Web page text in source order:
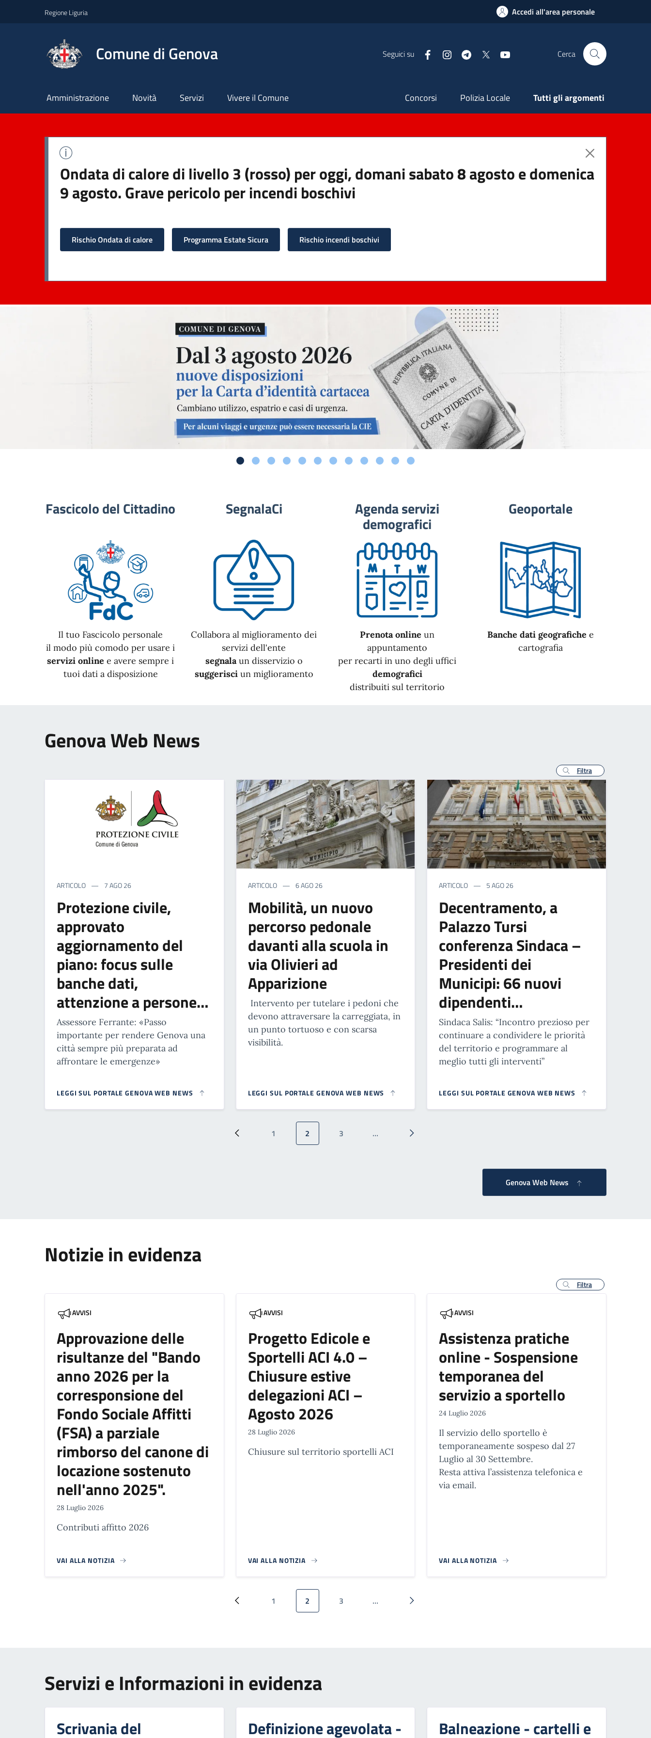
Regione Liguria Accedi all'area personale
Comune di Genova Seguici su FacebookInstagramTelegram Cerca
Principale
Amministrazione Novità Servizi Vivere il Comune Secondaria
Concorsi Polizia Locale Tutti gli argomenti
Ondata di calore di livello 3 (rosso) per oggi, domani sabato 8 agosto e domenica
9 agosto. Grave pericolo per incendi boschivi
Rischio Ondata di calore Programma Estate Sicura Rischio incendi boschivi
Fascicolo del Cittadino
Il tuo Fascicolo personale
il modo più comodo per usare i
servizi online e avere sempre i
tuoi dati a disposizione
SegnalaCi
Collabora al miglioramento dei
servizi dell'ente
segnalaun disservizio o
suggerisciun miglioramento
Agenda servizi
demografici
Prenota online un
appuntamento
per recarti in uno degli uffici
demografici
distribuiti sul territorio
Geoportale
Banche dati geografiche e
cartografia
Genova Web News
Filtra
ARTICOLO 7 AGO 26
Protezione civile,
approvato
aggiornamento del
piano: focus sulle
banche dati,
attenzione a persone…
Assessore Ferrante: «Passo
importante per rendere Genova una
città sempre più preparata ad
affrontare le emergenze»
LEGGI SUL PORTALE GENOVA WEB NEWS
ARTICOLO 6 AGO 26
Mobilità, un nuovo
percorso pedonale
davanti alla scuola in
via Olivieri ad
Apparizione
Intervento per tutelare i pedoni che
devono attraversare la carreggiata, in
un punto tortuoso e con scarsa
visibilità.
LEGGI SUL PORTALE GENOVA WEB NEWS
ARTICOLO 5 AGO 26
Decentramento, a
Palazzo Tursi
conferenza Sindaca –
Presidenti dei
Municipi: 66 nuovi
dipendenti…
Sindaca Salis: “Incontro prezioso per
continuare a condividere le priorità
del territorio e programmare al
meglio tutti gli interventi”
LEGGI SUL PORTALE GENOVA WEB NEWS
Pagina precedente
Pagina
1 Pagina attuale
2 Pagina
3 … Pagina successiva
Genova Web News
Notizie in evidenza
Filtra
AVVISI
Approvazione delle
risultanze del "Bando
anno 2026 per la
corresponsione del
Fondo Sociale Affitti
(FSA) a parziale
rimborso del canone di
locazione sostenuto
nell'anno 2025".
28 Luglio 2026
Contributi affitto 2026
VAI ALLA NOTIZIA
AVVISI
Progetto Edicole e
Sportelli ACI 4.0 –
Chiusure estive
delegazioni ACI –
Agosto 2026
28 Luglio 2026
Chiusure sul territorio sportelli ACI
VAI ALLA NOTIZIA
AVVISI
Assistenza pratiche
online - Sospensione
temporanea del
servizio a sportello
24 Luglio 2026
Il servizio dello sportello è
temporaneamente sospeso dal 27
Luglio al 30 Settembre.
Resta attiva l’assistenza telefonica e
via email.
VAI ALLA NOTIZIA
Pagina precedente
Pagina
1 Pagina attuale
2 Pagina
3 … Pagina successiva
Servizi e Informazioni in evidenza
Scrivania del Definizione agevolata - Balneazione - cartelli e